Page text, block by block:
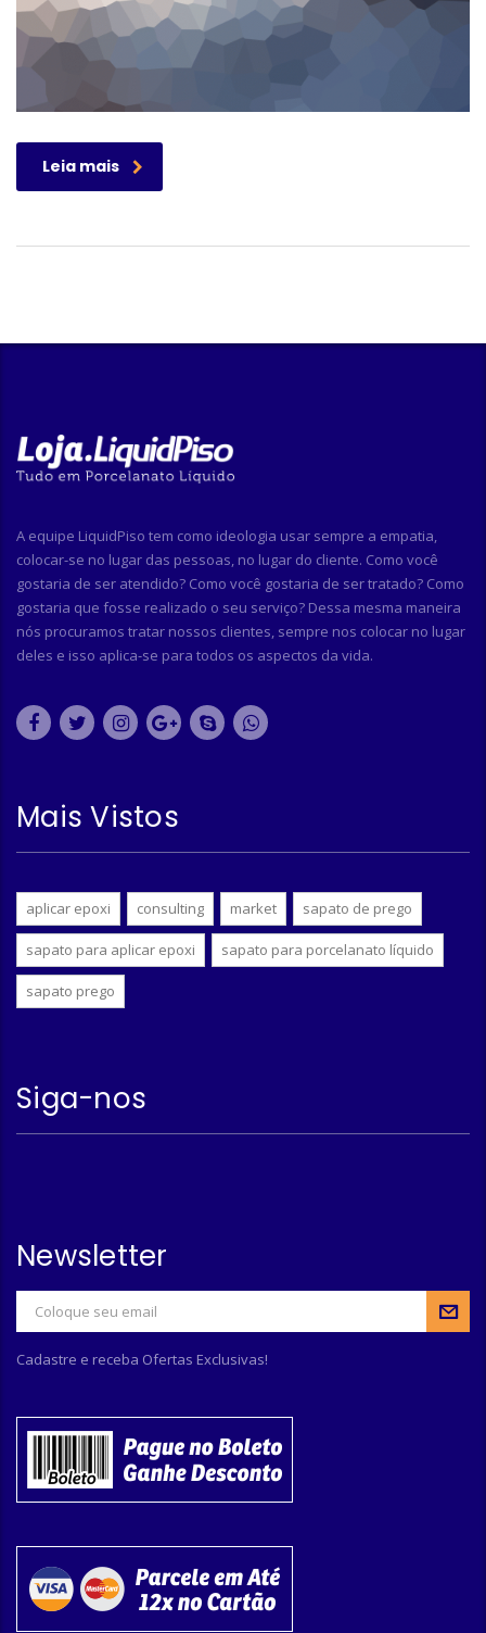
Leia mais
A equipe LiquidPiso tem como ideologia usar sempre a empatia,
colocar-se no lugar das pessoas, no lugar do cliente. Como você
gostaria de ser atendido? Como você gostaria de ser tratado? Como
gostaria que fosse realizado o seu serviço? Dessa mesma maneira
nós procuramos tratar nossos clientes, sempre nos colocar no lugar
deles e isso aplica-se para todos os aspectos da vida.
Mais Vistos
aplicar epoxi consulting market sapato de prego
sapato para aplicar epoxi sapato para porcelanato líquido
sapato prego
Siga-nos
Newsletter
Cadastre e receba Ofertas Exclusivas!